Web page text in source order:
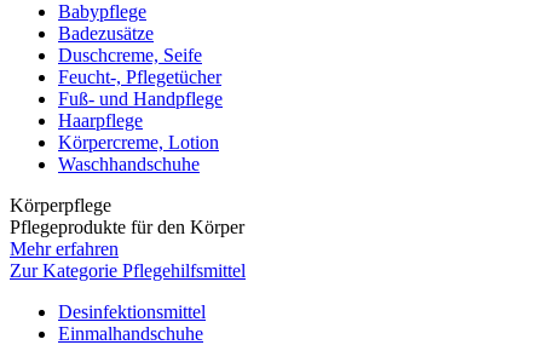
Babypflege
Badezusätze
Duschcreme, Seife
Feucht-, Pflegetücher
Fuß- und Handpflege
Haarpflege
Körpercreme, Lotion
Waschhandschuhe
Körperpflege
Pflegeprodukte für den Körper
Mehr erfahren
Zur Kategorie Pflegehilfsmittel
Desinfektionsmittel
Einmalhandschuhe